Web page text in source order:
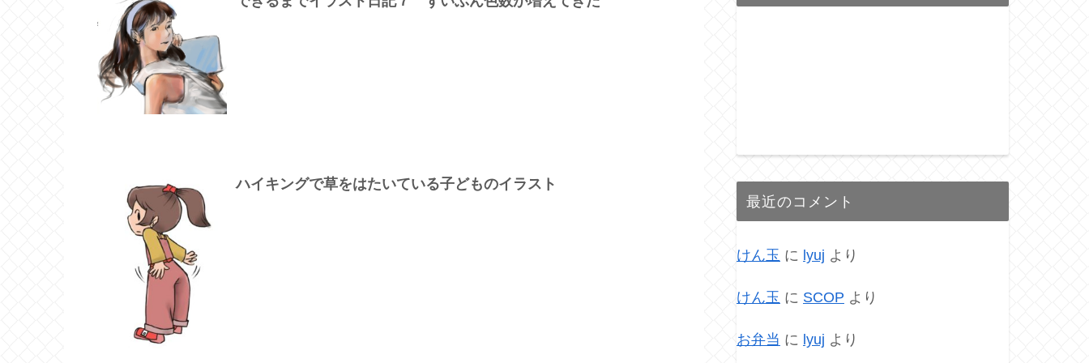
ハイキングで草をはたいている子どものイラスト
最近のコメント
けん玉 に lyuj より
けん玉 に SCOP より
お弁当 に lyuj より